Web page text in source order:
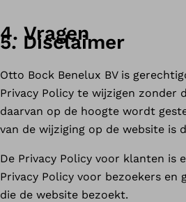
4. Vragen
5. Disclaimer
Otto Bock Benelux BV is
Privacy Policy te wijzigen zonder
daarvan op de hoogte wordt
van de wijziging op de website is
De Privacy Policy voor klanten is
Privacy Policy voor bezoekers en
die de website bezoekt.